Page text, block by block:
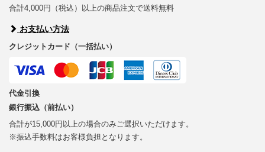
合計4,000円（税込）以上の商品注文で送料無料
お支払い方法
クレジットカード（一括払い）
代金引換
銀行振込（前払い）
合計が15,000円以上の場合のみご選択いただけます。
※振込手数料はお客様負担となります。